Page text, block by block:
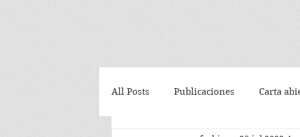
All Posts Publicaciones Carta